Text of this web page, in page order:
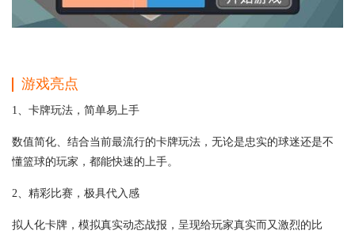
游戏亮点
1、卡牌玩法，简单易上手
数值简化、结合当前最流行的卡牌玩法，无论是忠实的球迷还是不
懂篮球的玩家，都能快速的上手。
2、精彩比赛，极具代入感
拟人化卡牌，模拟真实动态战报，呈现给玩家真实而又激烈的比